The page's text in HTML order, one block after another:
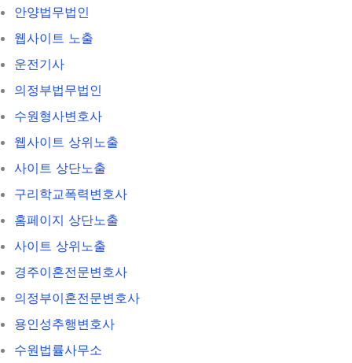
안양법무법인
웹사이트 노출
운전기사
의정부법무법인
수원형사변호사
웹사이트 상위노출
사이트 상단노출
구리학교폭력변호사
홈페이지 상단노출
사이트 상위노출
경주이혼전문변호사
의정부이혼전문변호사
용인성추행변호사
수원법률사무소